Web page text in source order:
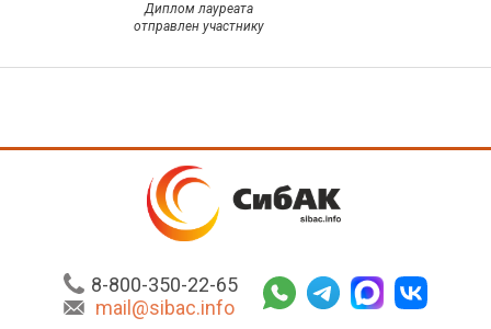
Диплом лауреата
отправлен участнику
8-800-350-22-65
mail@sibac.info